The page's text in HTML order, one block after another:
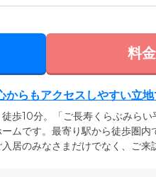
料
からもアクセスしやすい立
歩10分。「ご長寿くらぶみら
ムです。最寄り駅から徒歩圏内
居のみなさまだけでなく、ご来